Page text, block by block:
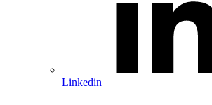
Linkedin